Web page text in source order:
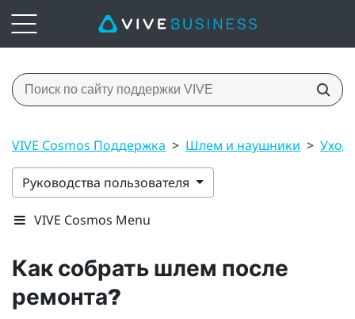
VIVE Cosmos Поддержка > Шлем и наушники > Уход
Руководства пользователя
VIVE Cosmos Menu
Как собрать шлем после
ремонта?